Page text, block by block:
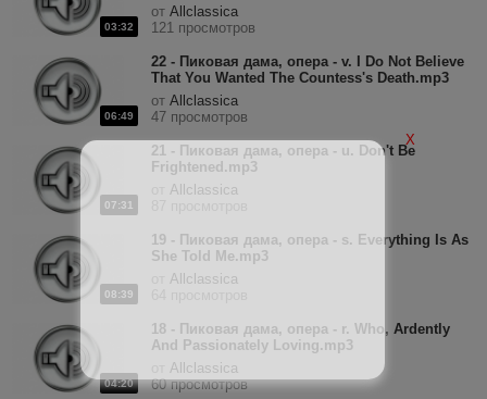
03:32
от Allclassica
121 просмотров
06:49
22 - Пиковая дама, опера - v. I Do Not Believe
That You Wanted The Countess's Death.mp3
от Allclassica
47 просмотров
07:31
21 - Пиковая дама, опера - u. Don't Be
Frightened.mp3
Allclassica
08:39
19 - Пиковая дама, опера - s. Everything Is As
She Told Me.mp3
Allclassica
04:20
18 - Пиковая дама, опера - r. Who, Ardently
And Passionately Loving.mp3
Allclassica
60 просмотров
X